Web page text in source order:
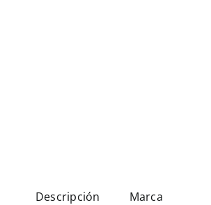
Descripción Marca